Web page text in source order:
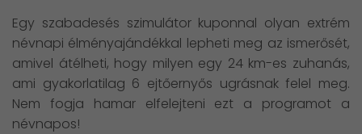
Egy szabadesés szimulátor kuponnal olyan extrém
névnapi élményajándékkal lepheti meg az ismerősét,
amivel átélheti, hogy milyen egy 24 km-es zuhanás,
ami gyakorlatilag 6 ejtőernyős ugrásnak felel meg.
Nem fogja hamar elfelejteni ezt a programot a
névnapos!